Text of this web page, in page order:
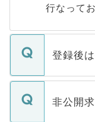
行なって
登録後
ご登録い
登録内容
非公開